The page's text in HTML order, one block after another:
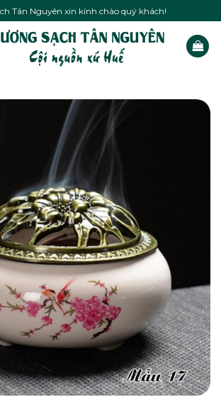
Tân Nguyên xin kính chào quý khách!